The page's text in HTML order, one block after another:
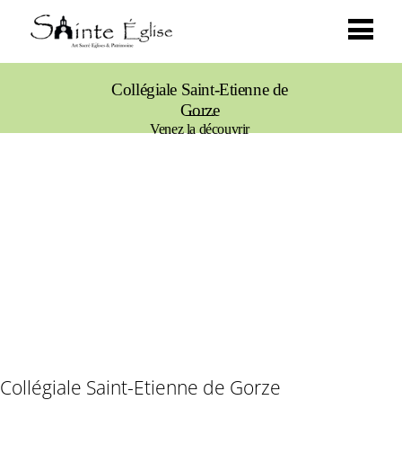
Collégiale Saint-Etienne de
Gorze
Venez la découvrir
Collégiale Saint-Etienne de Gorze